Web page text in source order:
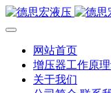
网站首页
增压器工作原
关于我们